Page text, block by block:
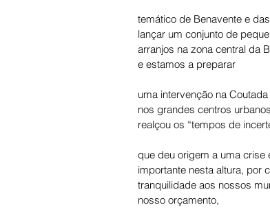
temático de Benavente e
lançar um conjunto de
arranjos na zona central da
e estamos a preparar
uma intervenção na
nos grandes centros
realçou os “tempos de
que deu origem a uma
importante nesta altura, por
tranquilidade aos nossos
nosso orçamento,